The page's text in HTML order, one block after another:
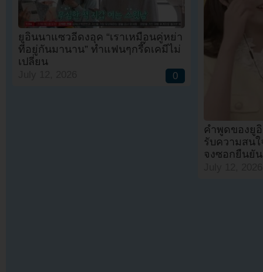
ยูอินนาแซวอีดงอุค “เราเหมือนคู่หย่า
ที่อยู่กันมานาน” ทำแฟนๆกรี๊ดเคมีไม่
เปลี่ยน
0
คำพูดของยู
รับความสน
จงซอกยืนยัน